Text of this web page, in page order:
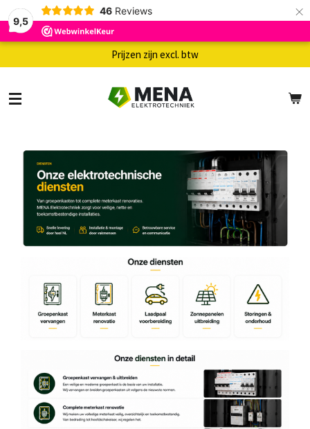
9,5
46 Reviews ×
Prijzen zijn excl. btw